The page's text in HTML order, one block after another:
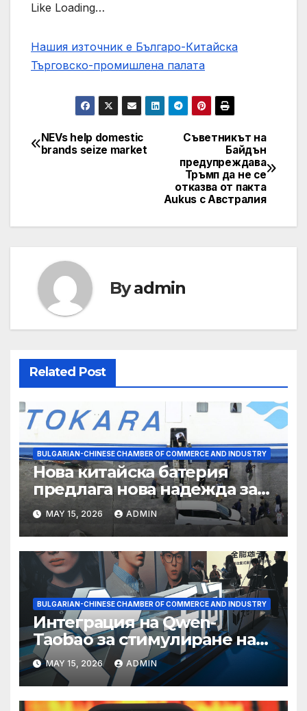
Like Loading…
Нашия източник е Българо-Китайска
Търговско-промишлена палaта
Post
Съветникът на
Байдън
предупреждава
Тръмп да не се
отказва от пакта
Aukus с Австралия
NEVs help domestic
brands seize market
Byadmin
Related Post
BULGARIAN-CHINESE CHAMBER OF COMMERCE AND INDUSTRY
Нова китайска батерия
предлага нова надежда за
съхранение на водород
MAY 15, 2026 ADMIN
BULGARIAN-CHINESE CHAMBER OF COMMERCE AND INDUSTRY
Интеграция на Qwen-
Taobao за стимулиране на
пазаруването 618
MAY 15, 2026 ADMIN